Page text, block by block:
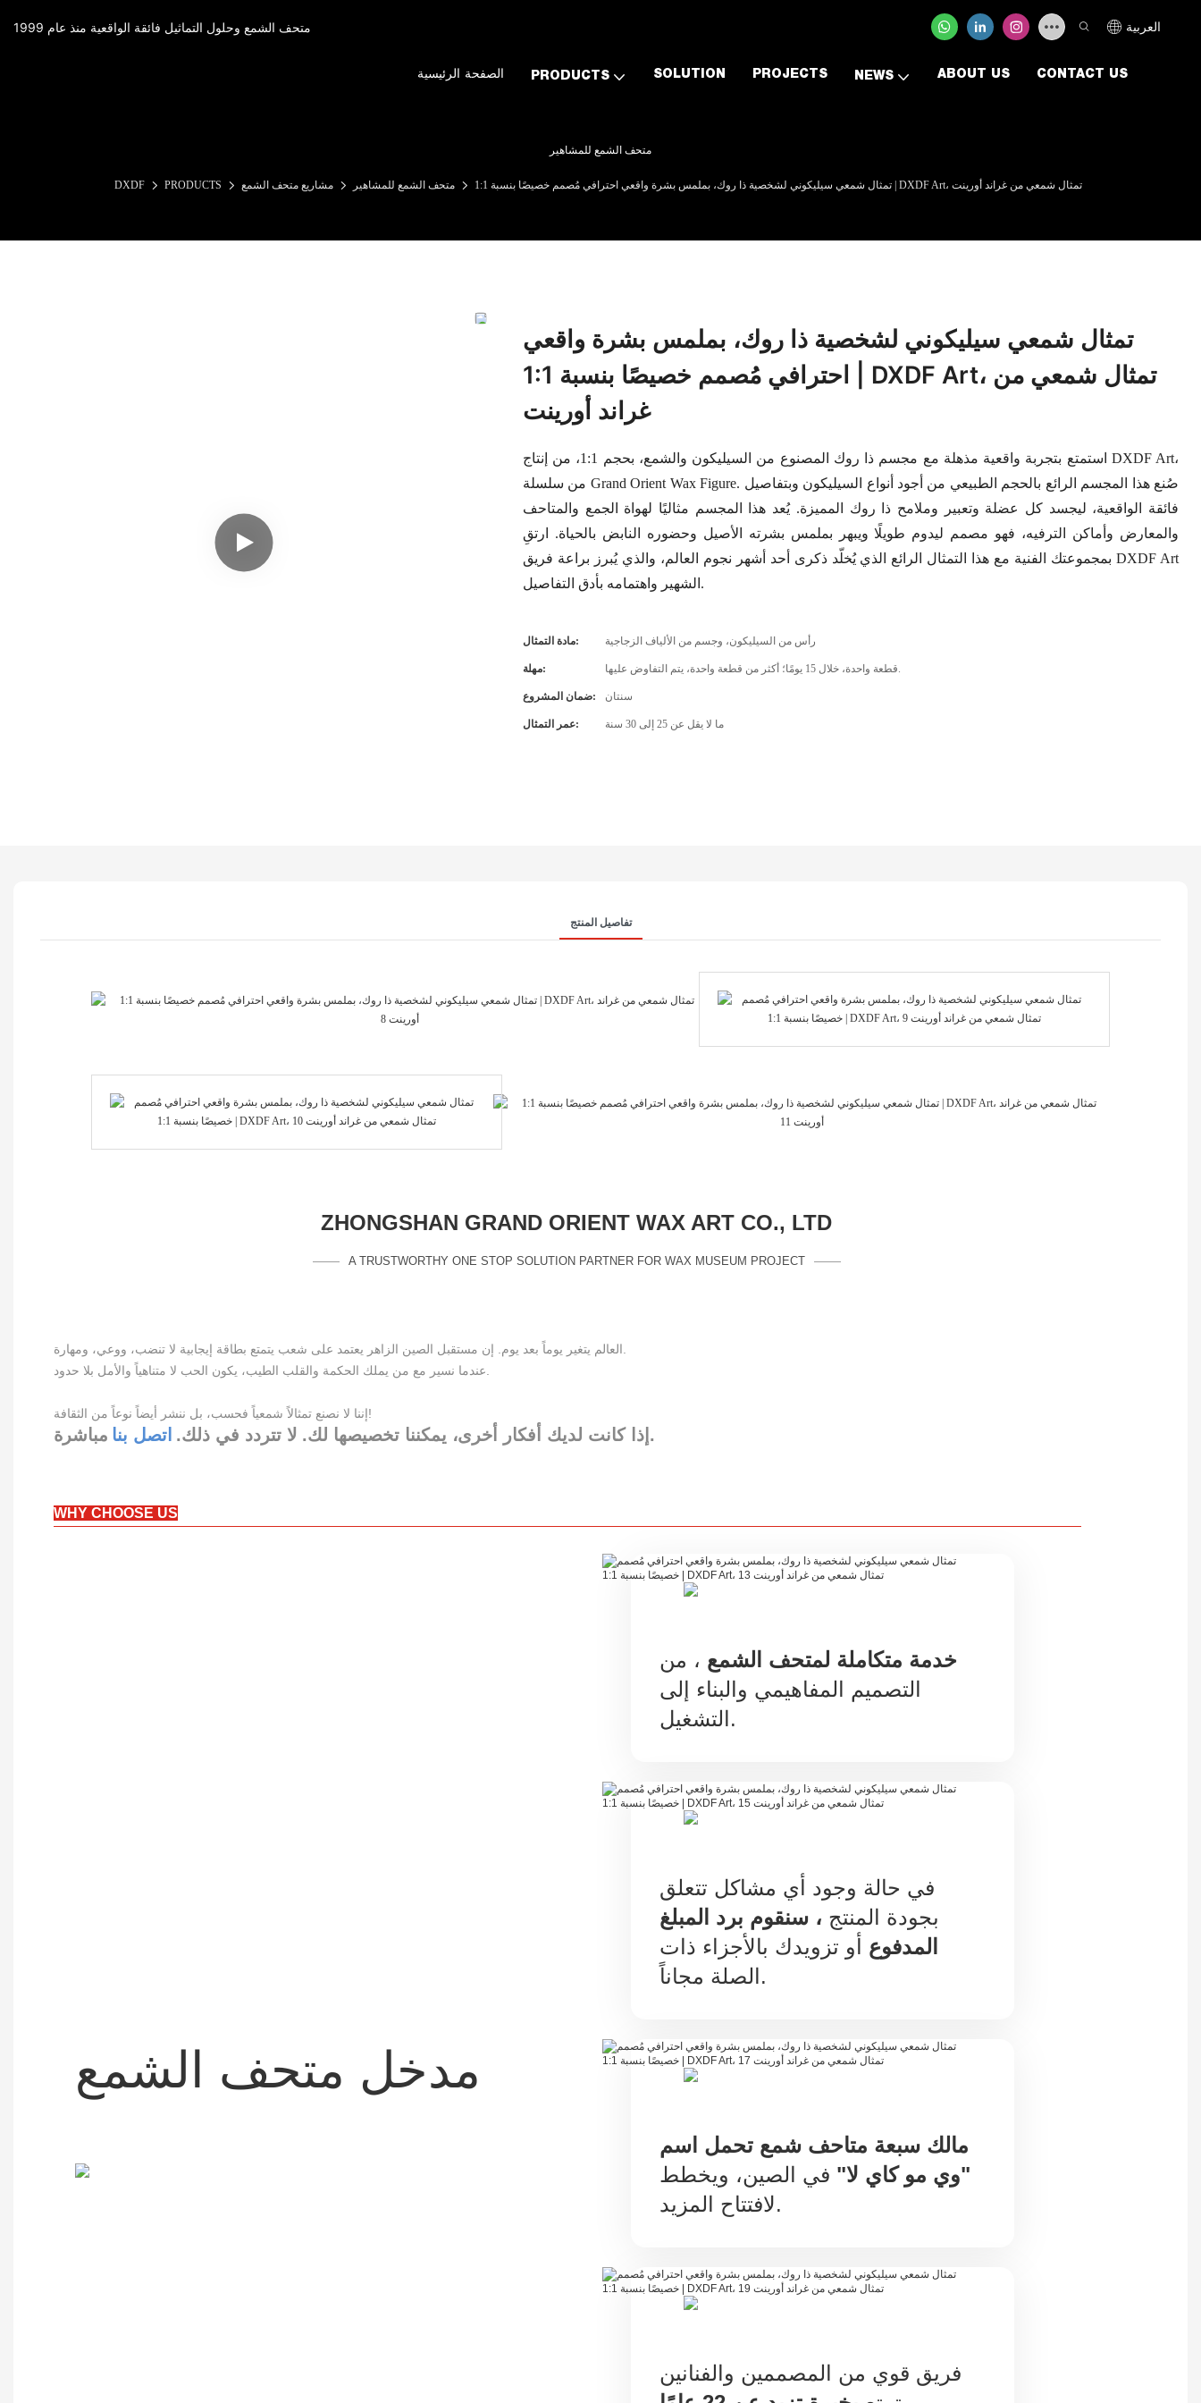
متحف الشمع وحلول التماثيل فائقة الواقعية منذ عام 1999 العربية
الصفحة الرئيسية PRODUCTS SOLUTION PROJECTS NEWS ABOUT US CONTACT US
متحف الشمع للمشاهير
DXDF PRODUCTS مشاريع متحف الشمع متحف الشمع للمشاهير تمثال شمعي سيليكوني لشخصية ذا روك، بملمس بشرة واقعي احترافي مُصمم خصيصًا بنسبة 1:1 | DXDF Art، تمثال شمعي من غراند أورينت
تمثال شمعي سيليكوني لشخصية ذا روك، بملمس بشرة واقعي
احترافي مُصمم خصيصًا بنسبة 1:1 | DXDF Art، تمثال شمعي من
غراند أورينت
استمتع بتجربة واقعية مذهلة مع مجسم ذا روك المصنوع من السيليكون والشمع، بحجم 1:1، من إنتاج DXDF Art،
من سلسلة Grand Orient Wax Figure. صُنع هذا المجسم الرائع بالحجم الطبيعي من أجود أنواع السيليكون وبتفاصيل
فائقة الواقعية، ليجسد كل عضلة وتعبير وملامح ذا روك المميزة. يُعد هذا المجسم مثاليًا لهواة الجمع والمتاحف
والمعارض وأماكن الترفيه، فهو مصمم ليدوم طويلًا ويبهر بملمس بشرته الأصيل وحضوره النابض بالحياة. ارتقِ
بمجموعتك الفنية مع هذا التمثال الرائع الذي يُخلّد ذكرى أحد أشهر نجوم العالم، والذي يُبرز براعة فريق DXDF Art
الشهير واهتمامه بأدق التفاصيل.
مادة التمثال: رأس من السيليكون، وجسم من الألياف الزجاجية
مهلة: قطعة واحدة، خلال 15 يومًا؛ أكثر من قطعة واحدة، يتم التفاوض عليها.
ضمان المشروع: سنتان
عمر التمثال: ما لا يقل عن 25 إلى 30 سنة
تفاصيل المنتج
ZHONGSHAN GRAND ORIENT WAX ART CO., LTD
A TRUSTWORTHY ONE STOP SOLUTION PARTNER FOR WAX MUSEUM PROJECT
إننا لا نصنع تمثالاً شمعياً فحسب، بل ننشر أيضاً نوعاً من الثقافة!
إذا كانت لديك أفكار أخرى، يمكننا تخصيصها لك. لا تتردد في ذلك. اتصل بنا مباشرة.
WHY CHOOSE US
مدخل متحف الشمع
خدمة متكاملة لمتحف الشمع ، من
التصميم المفاهيمي والبناء إلى
التشغيل.
في حالة وجود أي مشاكل تتعلق
بجودة المنتج ، سنقوم برد المبلغ
المدفوع أو تزويدك بالأجزاء ذات
الصلة مجاناً.
مالك سبعة متاحف شمع تحمل اسم
"وي مو كاي لا" في الصين، ويخطط
لافتتاح المزيد.
فريق قوي من المصممين والفنانين